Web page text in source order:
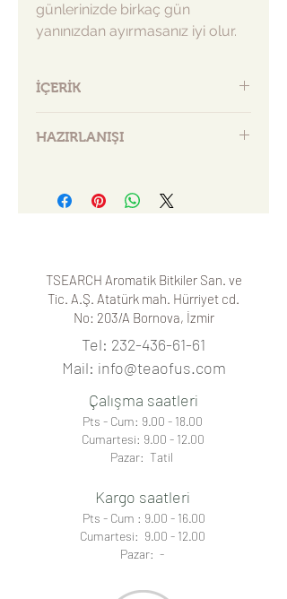
günlerinizde birkaç gün
yanınızdan ayırmasanız iyi olur.
İÇERİK
Zencefil, papatya, ingiliz nanesi,
HAZIRLANIŞI
suyun içerisinde (90-95 °C) bir
OF US
Woman paketini 4-5 dk
özenle hazırlanmış ışık ve hava
geçirmeyen paket içermektedir. Bir
TEA OF USpaketi 200-300 mL su ile
french press veya demlik içerisinde
En son hasat ve en taze bitki çayları
parçalama, karıştırma ve dolum
amaçlı makineler kullanılmadan tek
tek hazırlanır. Paketleme şekliyle
size servis kolaylığını sağlayan ve en
bitki çaylarını deneyiniz.
TSEARCH Aromatik Bitkiler San. ve
Tic. A.Ş. Atatürk mah. Hürriyet cd.
No: 203/A Bornova, İzmir
Tel: 232-436-61-61
Mail: info@teaofus.com
Çalışma saatleri
Pts - Cum: 9.00 - 18.00
Cumartesi: 9.00 - 12.00
Pazar: Tatil
Kargo saatleri
Pts - Cum : 9.00 - 16.00
Cumartesi: 9.00 - 12.00
Pazar: -